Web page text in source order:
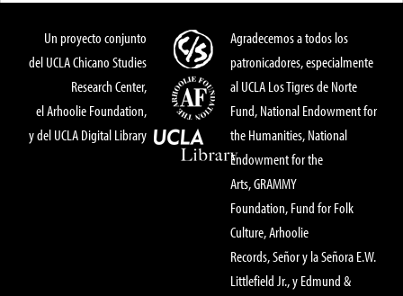
Un proyecto conjunto
del UCLA Chicano Studies
Research Center,
el Arhoolie Foundation,
y del UCLA Digital Library
Agradecemos a todos los
patronicadores, especialmente
al UCLA Los Tigres de Norte
Fund, National Endowment for
the Humanities, National
Endowment for the
Arts, GRAMMY
Foundation, Fund for Folk
Culture, Arhoolie
Records, Señor y la Señora E.W.
Littlefield Jr., y Edmund &